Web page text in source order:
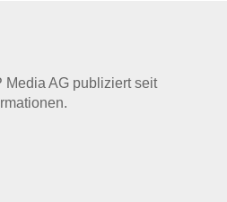
Media AG publiziert seit